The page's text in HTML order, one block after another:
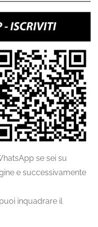
se sei su
e successivamente
inquadrare il